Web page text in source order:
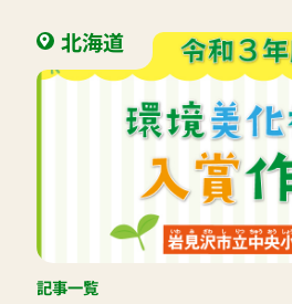
北海道
記事一覧